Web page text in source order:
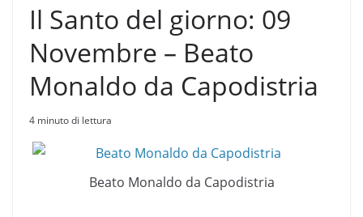
Il Santo del giorno: 09
Novembre – Beato
Monaldo da Capodistria
4 minuto di lettura
Beato Monaldo da Capodistria